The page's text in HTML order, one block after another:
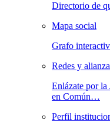
Directorio de
Mapa social
Grafo
Redes y
Enlázate por
en Común…
Perfil